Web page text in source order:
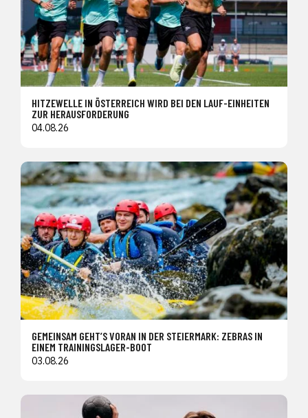
HITZEWELLE IN ÖSTERREICH WIRD BEI DEN LAUF-EINHEITEN
ZUR HERAUSFORDERUNG
04.08.26
GEMEINSAM GEHT’S VORAN IN DER STEIERMARK: ZEBRAS IN
EINEM TRAININGSLAGER-BOOT
03.08.26